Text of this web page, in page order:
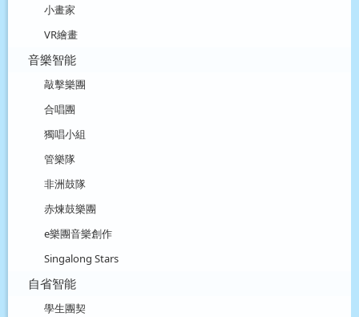
小畫家
VR繪畫
音樂智能
敲擊樂團
合唱團
獨唱小組
管樂隊
非洲鼓隊
赤煉鼓樂團
e樂團音樂創作
Singalong Stars
自省智能
學生團契